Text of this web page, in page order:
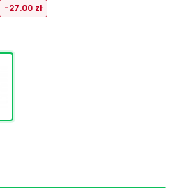
-27.00 zł